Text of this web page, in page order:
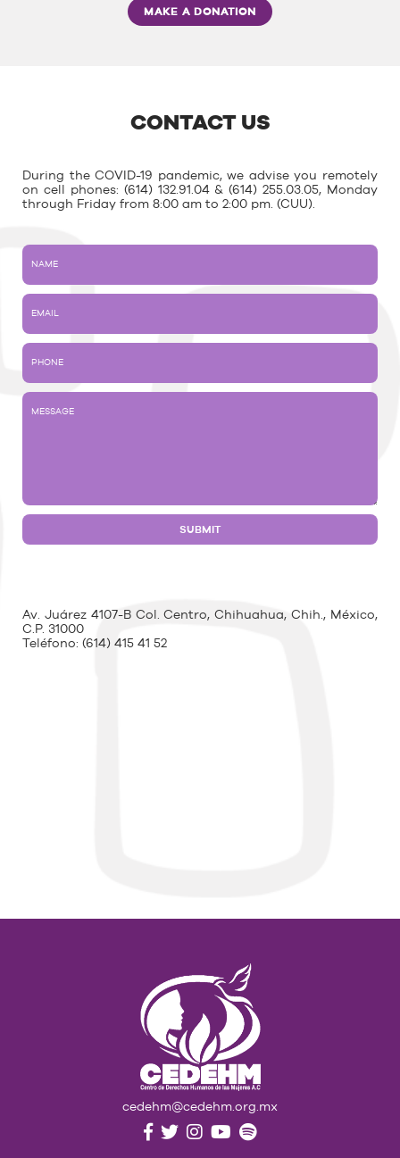
MAKE A DONATION
CONTACT US
During the COVID-19 pandemic, we advise you remotely
on cell phones: (614) 132.91.04 & (614) 255.03.05, Monday
through Friday from 8:00 am to 2:00 pm. (CUU).
Av. Juárez 4107-B Col. Centro, Chihuahua, Chih., México,
C.P. 31000
Teléfono: (614) 415 41 52
cedehm@cedehm.org.mx